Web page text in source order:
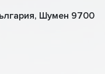
Шумен 9700